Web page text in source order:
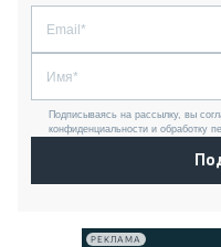
Подписываясь на рассылку, вы
конфиденциальности и обработку
РЕКЛАМА